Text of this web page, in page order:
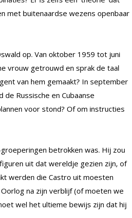
met buitenaardse wezens openbaar
op. Van oktober 1959 tot juni
vrouw getrouwd en sprak de taal
van hem gemaakt? In september
Russische en Cubaanse
voor stond? Of om instructies
betrokken was. Hij zou
uit dat wereldje gezien zijn, of
werden die Castro uit moesten
na zijn verblijf (of moeten we
wel het ultieme bewijs zijn dat hij